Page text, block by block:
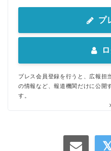
プ
プレス会員登録を行うと、広報担
の情報など、報道機関だけに公開
す。